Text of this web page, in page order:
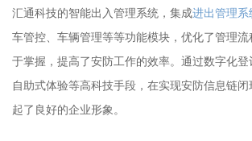
汇通科技的智能出入管理系统，集成进出管理系
车管控、车辆管理等等功能模块，优化了管理
于掌握，提高了安防工作的效率。通过数字化登
自助式体验等高科技手段，在实现安防信息链
起了良好的企业形象。